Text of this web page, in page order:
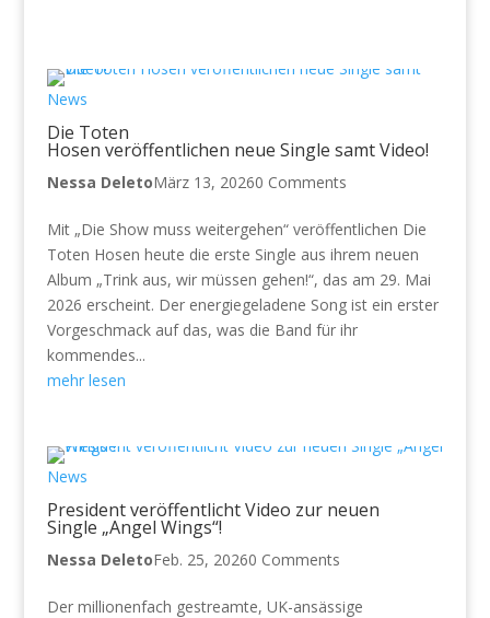
News
Die Toten
Hosen veröffentlichen neue Single samt Video!
Nessa DeletoMärz 13, 20260 Comments
Mit „Die Show muss weitergehen“ veröffentlichen Die
Toten Hosen heute die erste Single aus ihrem neuen
Album „Trink aus, wir müssen gehen!“, das am 29. Mai
2026 erscheint. Der energiegeladene Song ist ein erster
Vorgeschmack auf das, was die Band für ihr
kommendes...
mehr lesen
News
President veröffentlicht Video zur neuen
Single „Angel Wings“!
Nessa DeletoFeb. 25, 20260 Comments
Der millionenfach gestreamte, UK-ansässige